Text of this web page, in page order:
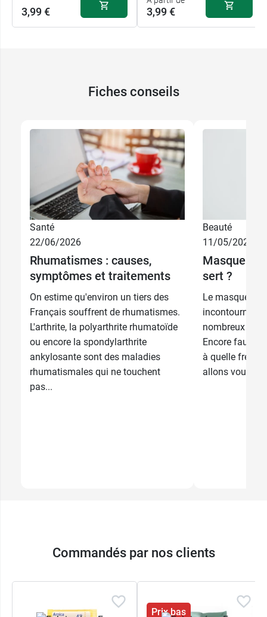
3,99 € 3,99 €
150 g
7,49 €
9,90 €
Fiches conseils
Santé
22/06/2026
Rhumatismes : causes,
symptômes et traitements
On estime qu'environ un tiers des
Français souffrent de rhumatismes.
L'arthrite, la polyarthrite rhumatoïde
ou encore la spondylarthrite
ankylosante sont des maladies
rhumatismales qui ne touchent
pas...
Beauté
11/05/2026
Masque
sert ?
Le masque
nombreux
Encore faut-il
à quelle
allons vous
Commandés par nos clients
Prix bas